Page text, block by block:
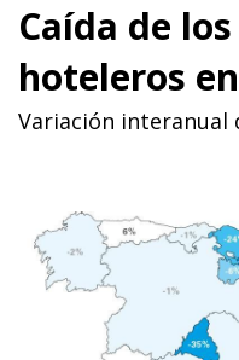
Caída de
hoteleros
Variación interanual